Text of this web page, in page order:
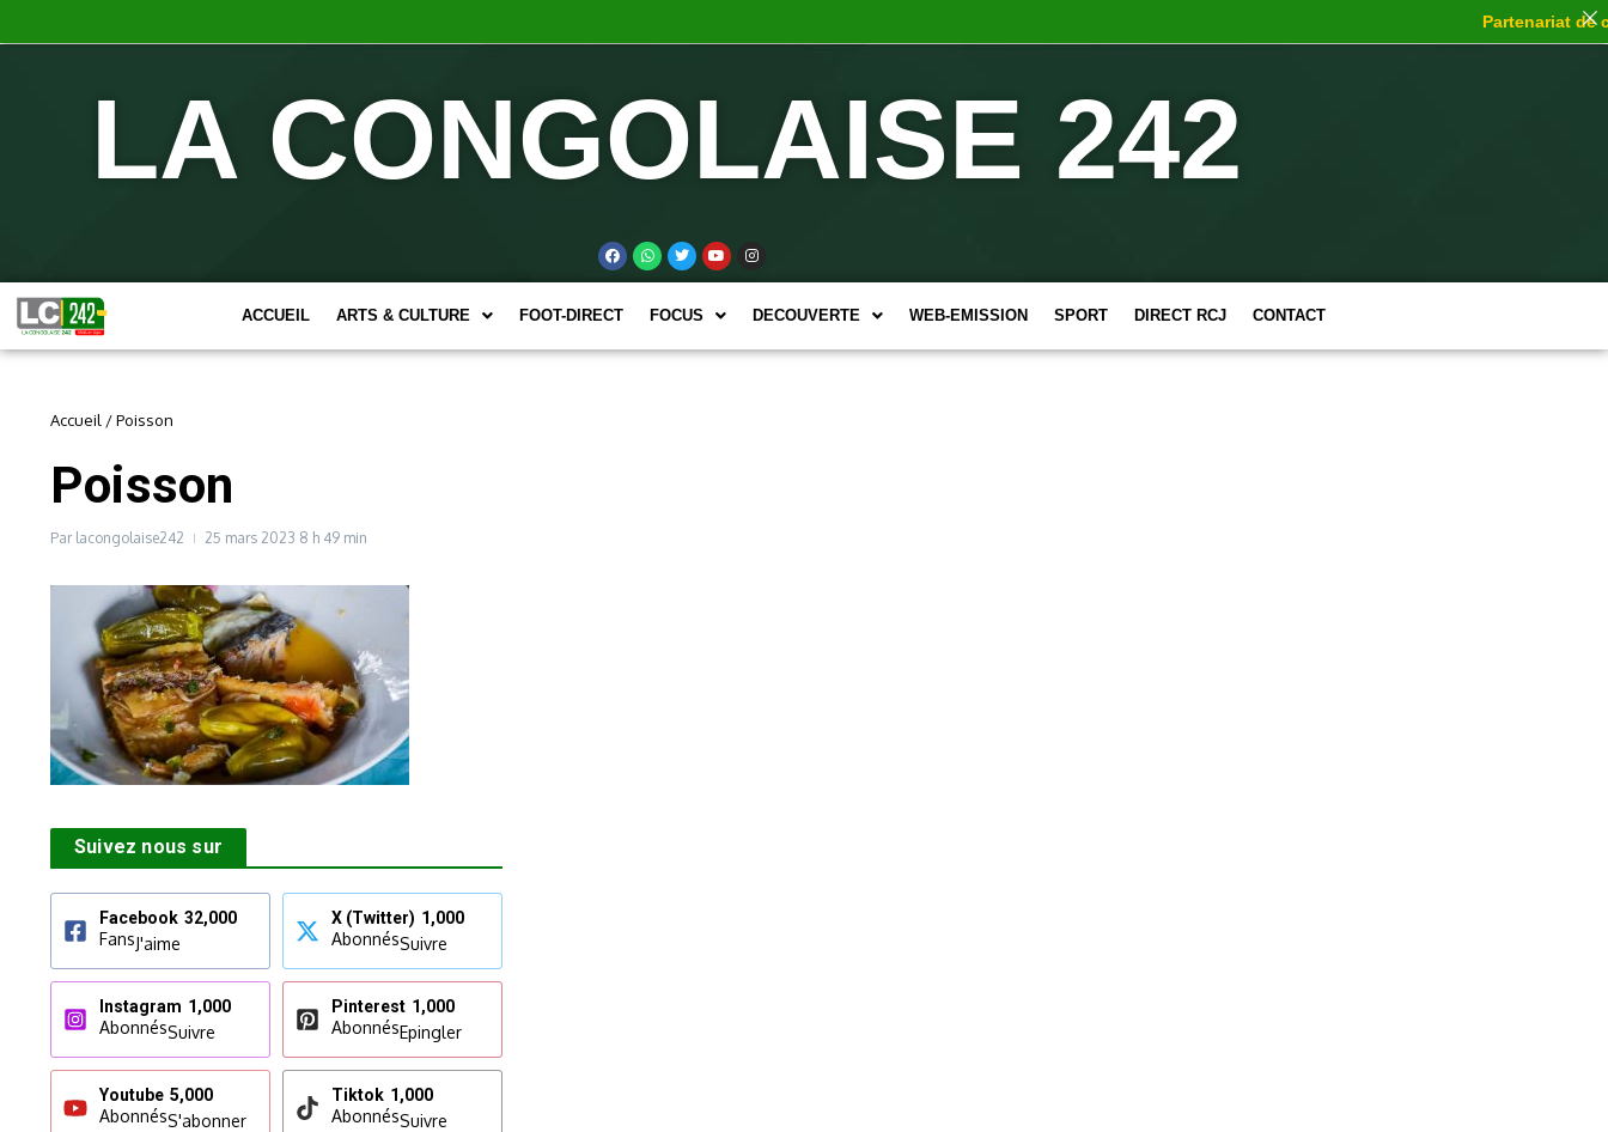
LA CONGOLAISE 242
ACCUEIL ARTS & CULTURE FOOT-DIRECT FOCUS DECOUVERTE WEB-EMISSION SPORT DIRECT RCJ CONTACT
Accueil /Poisson
Poisson
Par lacongolaise242 25 mars 2023 8 h 49 min
Suivez nous sur
Facebook 32,000
FansJ'aime
X (Twitter) 1,000
AbonnésSuivre
Instagram 1,000
AbonnésSuivre
Pinterest 1,000
AbonnésEpingler
Youtube 5,000
AbonnésS'abonner
Tiktok 1,000
AbonnésSuivre
Partenariat de